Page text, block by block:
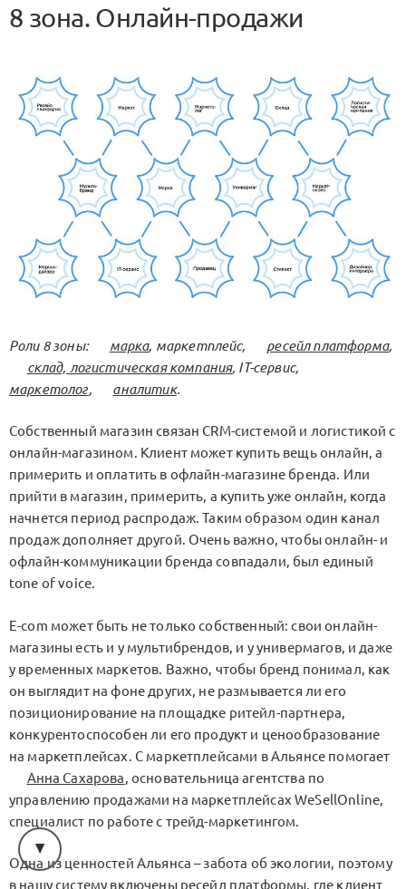
8 зона. Онлайн-продажи
Роли 8 зоны: марка, маркетплейс, ресейл платформа,
склад, логистическая компания, IT-сервис,
маркетолог, аналитик.
Собственный магазин связан CRM-системой и логистикой с
онлайн-магазином. Клиент может купить вещь онлайн, а
примерить и оплатить в офлайн-магазине бренда. Или
прийти в магазин, примерить, а купить уже онлайн, когда
начнется период распродаж. Таким образом один канал
продаж дополняет другой. Очень важно, чтобы онлайн- и
офлайн-коммуникации бренда совпадали, был единый
tone of voice.
E-com может быть не только собственный: свои онлайн-
магазины есть и у мультибрендов, и у универмагов, и даже
у временных маркетов. Важно, чтобы бренд понимал, как
он выглядит на фоне других, не размывается ли его
позиционирование на площадке ритейл-партнера,
конкурентоспособен ли его продукт и ценообразование
на маркетплейсах. С маркетплейсами в Альянсе помогает
Анна Сахарова, основательница агентства по
управлению продажами на маркетплейсах WeSellOnline,
специалист по работе с трейд-маркетингом.
Одна из ценностей Альянса – забота об экологии, поэтому
в нашу систему включены ресейл платформы, где клиент